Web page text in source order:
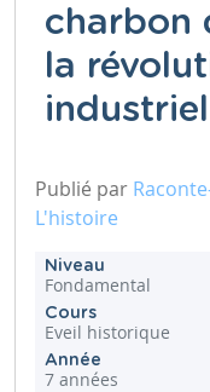
charbon
la
Publié par
L'histoire
Niveau
Fondamental
Cours
Eveil historique
Année
7 années